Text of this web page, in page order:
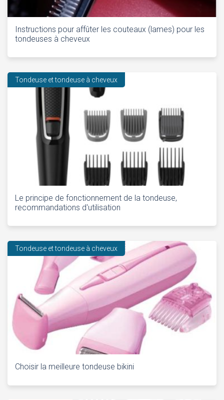
Instructions pour affûter les couteaux (lames) pour les
tondeuses à cheveux
Tondeuse et tondeuse à cheveux
Le principe de fonctionnement de la tondeuse,
recommandations d'utilisation
Tondeuse et tondeuse à cheveux
Choisir la meilleure tondeuse bikini